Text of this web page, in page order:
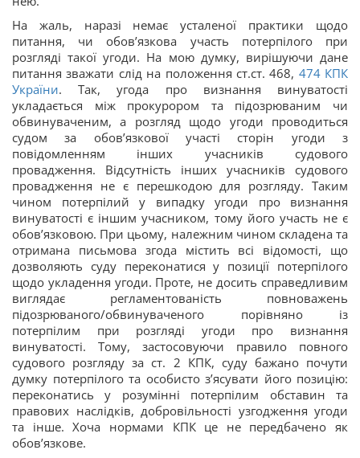
На жаль, наразі немає усталеної практики щодо
питання, чи обов’язкова участь потерпілого при
розгляді такої угоди. На мою думку, вирішуючи дане
питання зважати слід на положення ст.ст. 468, 474 КПК
України. Так, угода про визнання винуватості
укладається між прокурором та підозрюваним чи
обвинуваченим, а розгляд щодо угоди проводиться
судом за обов’язкової участі сторін угоди з
повідомленням інших учасників судового
провадження. Відсутність інших учасників судового
провадження не є перешкодою для розгляду. Таким
чином потерпілий у випадку угоди про визнання
винуватості є іншим учасником, тому його участь не є
обов’язковою. При цьому, належним чином складена та
отримана письмова згода містить всі відомості, що
дозволяють суду переконатися у позиції потерпілого
щодо укладення угоди. Проте, не досить справедливим
виглядає регламентованість повноважень
підозрюваного/обвинуваченого порівняно із
потерпілим при розгляді угоди про визнання
винуватості. Тому, застосовуючи правило повного
судового розгляду за ст. 2 КПК, суду бажано почути
думку потерпілого та особисто з’ясувати його позицію:
переконатись у розумінні потерпілим обставин та
правових наслідків, добровільності узгодження угоди
та інше. Хоча нормами КПК це не передбачено як
обов’язкове.